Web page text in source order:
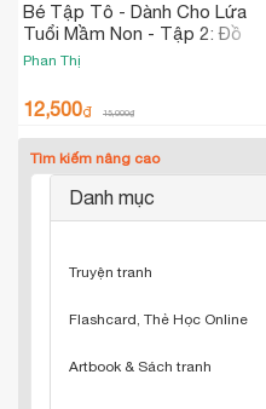
Bé Tập Tô - Dành Cho Lứa
Tuổi Mầm Non - Tập 2: Đồ
Vật
Phan Thị
12,500₫ 15,000₫
Tìm kiếm nâng cao
Danh mục
Truyện tranh
Flashcard, Thẻ Học Online
Artbook & Sách tranh